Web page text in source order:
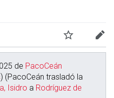
de PacoCeán
) (PacoCeán trasladó la
Isidro a Rodríguez de